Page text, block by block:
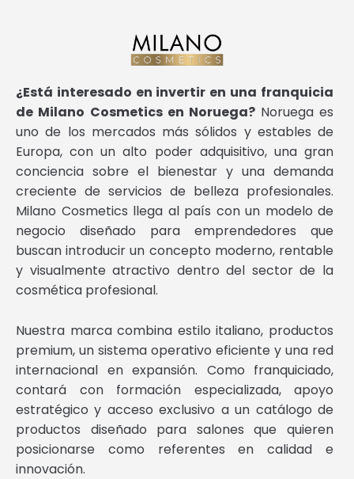
¿Está interesado en invertir en una franquicia
de Milano Cosmetics en Noruega? Noruega es
uno de los mercados más sólidos y estables de
Europa, con un alto poder adquisitivo, una gran
conciencia sobre el bienestar y una demanda
creciente de servicios de belleza profesionales.
Milano Cosmetics llega al país con un modelo de
negocio diseñado para emprendedores que
buscan introducir un concepto moderno, rentable
y visualmente atractivo dentro del sector de la
cosmética profesional.
Nuestra marca combina estilo italiano, productos
premium, un sistema operativo eficiente y una red
internacional en expansión. Como franquiciado,
contará con formación especializada, apoyo
estratégico y acceso exclusivo a un catálogo de
productos diseñado para salones que quieren
posicionarse como referentes en calidad e
innovación.